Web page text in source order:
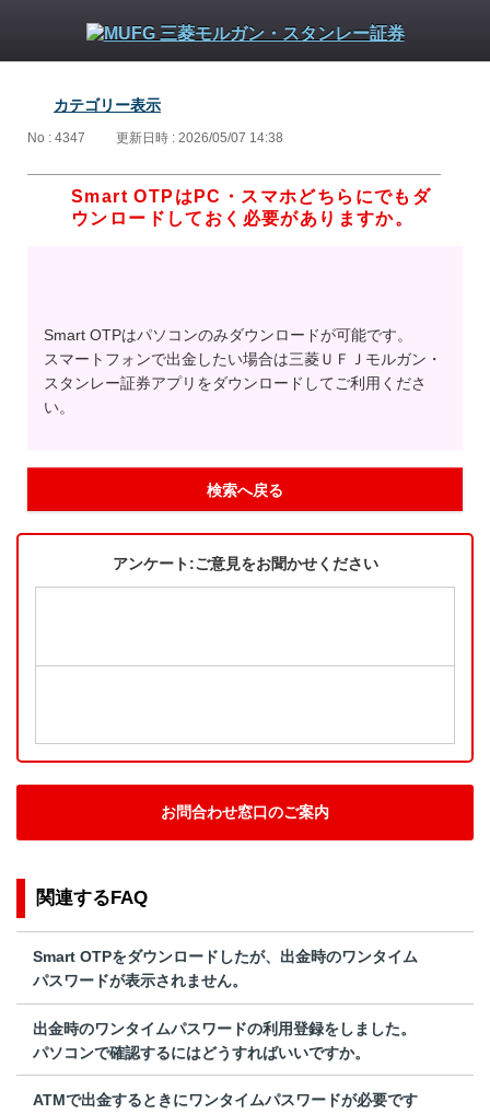
カテゴリー表示
No : 4347 更新日時 : 2026/05/07 14:38
Smart OTPはPC・スマホどちらにでもダ
ウンロードしておく必要がありますか。
Smart OTPはパソコンのみダウンロードが可能です。
スマートフォンで出金したい場合は三菱ＵＦＪモルガン・
スタンレー証券アプリをダウンロードしてご利用くださ
い。
検索へ戻る
アンケート:ご意見をお聞かせください
お問合わせ窓口のご案内
関連するFAQ
Smart OTPをダウンロードしたが、出金時のワンタイム
パスワードが表示されません。
出金時のワンタイムパスワードの利用登録をしました。
パソコンで確認するにはどうすればいいですか。
ATMで出金するときにワンタイムパスワードが必要です